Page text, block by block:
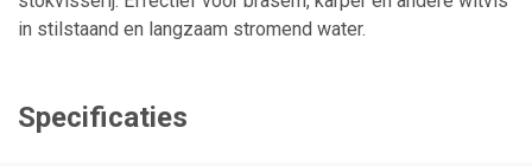
in stilstaand en langzaam stromend water.
Specificaties